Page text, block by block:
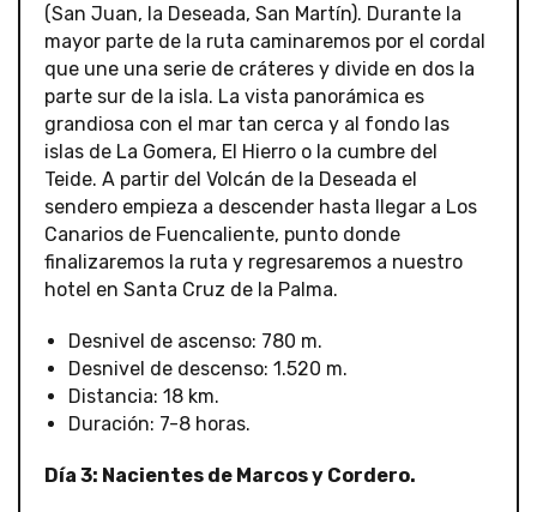
(San Juan, la Deseada, San Martín). Durante la
mayor parte de la ruta caminaremos por el cordal
que une una serie de cráteres y divide en dos la
parte sur de la isla. La vista panorámica es
grandiosa con el mar tan cerca y al fondo las
islas de La Gomera, El Hierro o la cumbre del
Teide. A partir del Volcán de la Deseada el
sendero empieza a descender hasta llegar a Los
Canarios de Fuencaliente, punto donde
finalizaremos la ruta y regresaremos a nuestro
hotel en Santa Cruz de la Palma.
Desnivel de ascenso: 780 m.
Desnivel de descenso: 1.520 m.
Distancia: 18 km.
Duración: 7-8 horas.
Día 3: Nacientes de Marcos y Cordero.